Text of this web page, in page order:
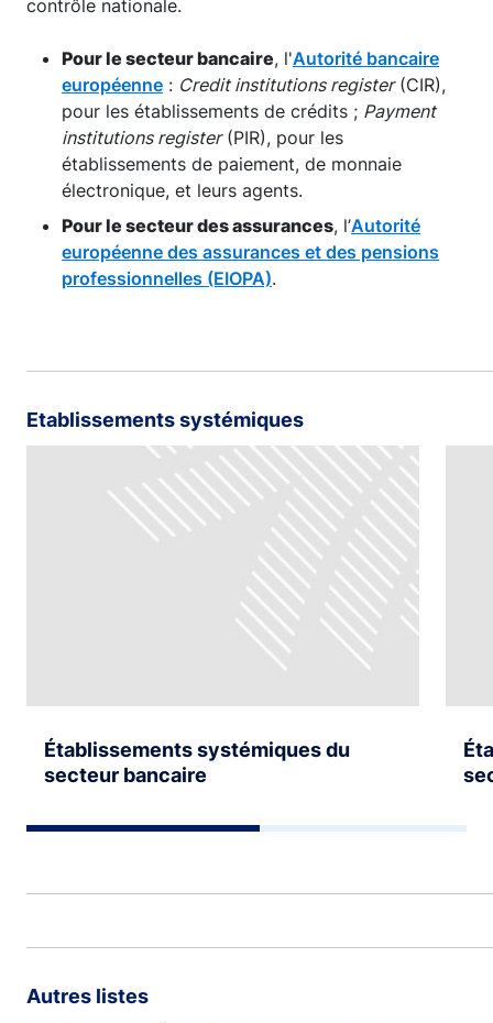
contrôle nationale.
Pour le secteur bancaire, l'Autorité bancaire
européenne : Credit institutions register(CIR),
pour les établissements de crédits ; Payment
institutions register(PIR), pour les
établissements de paiement, de monnaie
électronique, et leurs agents.
Pour le secteur des assurances, l’Autorité
européenne des assurances et des pensions
professionnelles (EIOPA).
Etablissements systémiques
Établissements systémiques du
secteur bancaire
Autres listes